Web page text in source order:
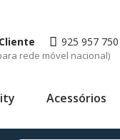
925 957 750
rede móvel nacional)
Acessórios